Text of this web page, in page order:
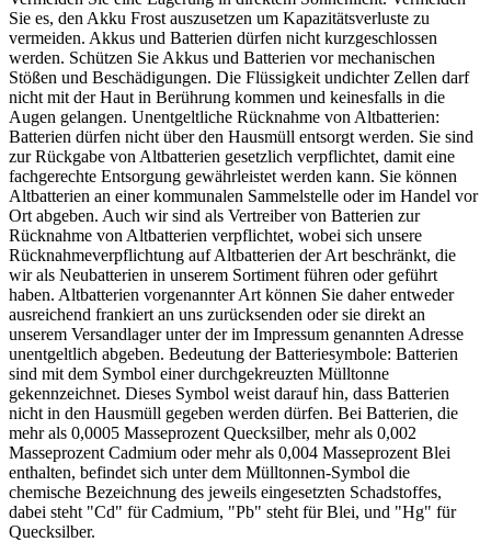
Sie es, den Akku Frost auszusetzen um Kapazitätsverluste zu
vermeiden. Akkus und Batterien dürfen nicht kurzgeschlossen
werden. Schützen Sie Akkus und Batterien vor mechanischen
Stößen und Beschädigungen. Die Flüssigkeit undichter Zellen darf
nicht mit der Haut in Berührung kommen und keinesfalls in die
Augen gelangen. Unentgeltliche Rücknahme von Altbatterien:
Batterien dürfen nicht über den Hausmüll entsorgt werden. Sie sind
zur Rückgabe von Altbatterien gesetzlich verpflichtet, damit eine
fachgerechte Entsorgung gewährleistet werden kann. Sie können
Altbatterien an einer kommunalen Sammelstelle oder im Handel vor
Ort abgeben. Auch wir sind als Vertreiber von Batterien zur
Rücknahme von Altbatterien verpflichtet, wobei sich unsere
Rücknahmeverpflichtung auf Altbatterien der Art beschränkt, die
wir als Neubatterien in unserem Sortiment führen oder geführt
haben. Altbatterien vorgenannter Art können Sie daher entweder
ausreichend frankiert an uns zurücksenden oder sie direkt an
unserem Versandlager unter der im Impressum genannten Adresse
unentgeltlich abgeben. Bedeutung der Batteriesymbole: Batterien
sind mit dem Symbol einer durchgekreuzten Mülltonne
gekennzeichnet. Dieses Symbol weist darauf hin, dass Batterien
nicht in den Hausmüll gegeben werden dürfen. Bei Batterien, die
mehr als 0,0005 Masseprozent Quecksilber, mehr als 0,002
Masseprozent Cadmium oder mehr als 0,004 Masseprozent Blei
enthalten, befindet sich unter dem Mülltonnen-Symbol die
chemische Bezeichnung des jeweils eingesetzten Schadstoffes,
dabei steht "Cd" für Cadmium, "Pb" steht für Blei, und "Hg" für
Quecksilber.